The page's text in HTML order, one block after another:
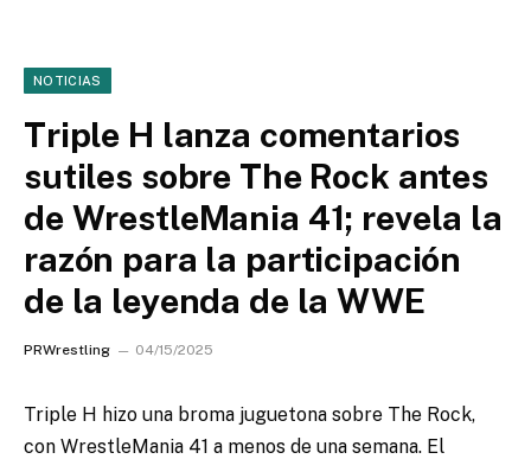
NOTICIAS
Triple H lanza comentarios
sutiles sobre The Rock antes
de WrestleMania 41; revela la
razón para la participación
de la leyenda de la WWE
PRWrestling 04/15/2025
Triple H hizo una broma juguetona sobre The Rock,
con WrestleMania 41 a menos de una semana. El